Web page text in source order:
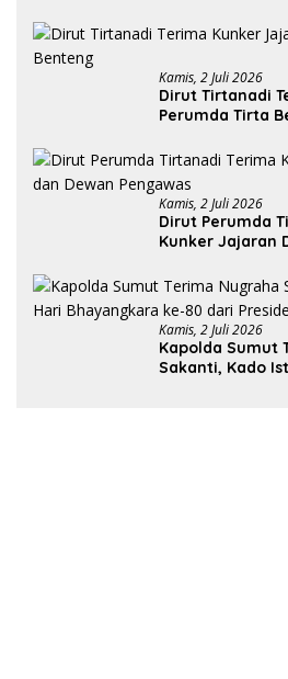
Kamis, 2 Juli 2026
Dirut Tirtanadi
Perumda Tirta
Kamis, 2 Juli 2026
Dirut Perumda
Kunker Jajaran
Kamis, 2 Juli 2026
Kapolda Sumut
Sakanti, Kado